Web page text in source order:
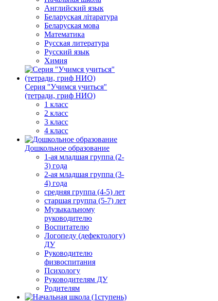
Английский язык
Беларуская літаратура
Беларуская мова
Математика
Русская литература
Русский язык
Химия
Серия "Учимся учиться"
(тетради, гриф НИО)
1 класс
2 класс
3 класс
4 класс
Дошкольное образование
1-ая младшая группа (2-
3) года
2-ая младшая группа (3-
4) года
средняя группа (4-5) лет
старшая группа (5-7) лет
Музыкальному
руководителю
Воспитателю
Логопеду (дефектологу)
ДУ
Руководителю
физвоспитания
Психологу
Руководителям ДУ
Родителям